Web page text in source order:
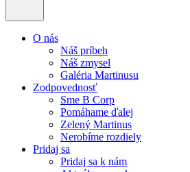
O nás
Náš príbeh
Náš zmysel
Galéria Martinusu
Zodpovednosť
Sme B Corp
Pomáhame ďalej
Zelený Martinus
Nerobíme rozdiely
Pridaj sa
Pridaj sa k nám